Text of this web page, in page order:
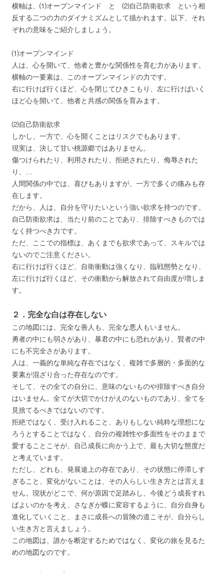
横軸は、⑴オープンマインド と ⑵自己防衛欲求 という相
反する二つの力のダイナミズムとして描かれます。以下、それ
ぞれの意味をご紹介しましょう。
⑴オープンマインド
人は、心を開いて、他者と豊かな関係性を育む力があります。
横軸の一要素は、このオープンマインドの力です。
右に行けば行くほど、心を閉じてひきこもり、左に行けばいく
ほど心を開いて、他者と共感の関係を育みます。
⑵自己防衛欲求
しかし、一方で、心を開くことはリスクでもあります。
現実は、決して甘い桃源郷ではありません。
傷つけられたり、利用されたり、拒絶されたり、侮辱された
り、…
人間関係の中では、喜びもありますが、一方で多くの痛みも存
在します。
だから、人は、自分を守りたいという強い欲求を持つのです。
自己防衛欲求は、当たり前のことであり、排除すべきものでは
なく持つべき力です。
ただ、ここでの指標は、あくまでも欲求であって、スキルでは
ないのでご注意ください。
右に行けば行くほど、自衛衝動は強くなり、臨戦態勢となり、
左に行けば行くほど、その衝動から解放されて自由度が増しま
す。
２．完全な白は存在しない
この地図には、完全な善人も、完全な悪人もいません。
勇者の中にも弱さがあり、暴君の中にも恐れがあり、賢者の中
にも不完全さがあります。
人は、一義的な単純な存在ではなく、複雑で多層的・多面的な
要素が混ざり合った存在なのです。
そして、その全ての自分に、意味のないものや排除すべき自分
はいません。全てが大切でかけがえのないものであり、全てを
見捨てるべきではないのです。
拒絶ではなく、受け入れること、ありもしない純粋な理想にな
ろうとすることではなく、自分の複雑性や多面性をそのままで
愛することこそが、自己成長に向かう上で、最も大切な態度だ
と考えています。
ただし、どれも、発展途上の存在であり、その状態に停滞しす
ぎること、変化がないことは、その人らしい生き方とは言えま
せん。現状がどこで、何が原因で足踏みし、今後どう成長すれ
ばよいのかを考え、さなぎが蝶に変容するように、自分自身も
進化していくこと、まさに成長への冒険の道こそが、自分らし
い生き方と言えましょう。
この地図は、誰かを断定するためではなく、変化の旅を見るた
めの地図なのです。